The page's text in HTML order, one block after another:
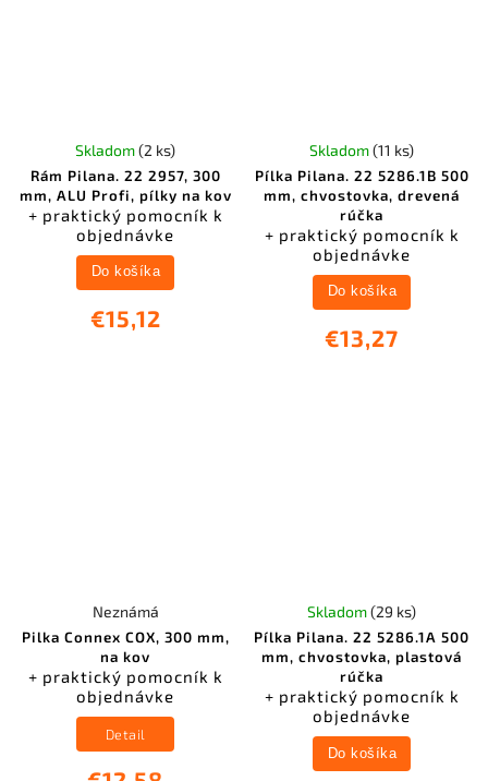
Rám Pilana. 22 2957, 300
mm, ALU Profi, pílky na kov
+ praktický pomocník k
objednávke
Skladom(2 ks)
€15,12
Do košíka
Pílka Pilana. 22 5286.1B 500
mm, chvostovka, drevená
rúčka
+ praktický pomocník k
objednávke
Skladom(11 ks)
€13,27
Do košíka
Pilka Connex COX, 300 mm,
na kov
+ praktický pomocník k
objednávke
Neznámá
Detail
Pílka Pilana. 22 5286.1A 500
mm, chvostovka, plastová
rúčka
+ praktický pomocník k
objednávke
Skladom(29 ks)
Do košíka